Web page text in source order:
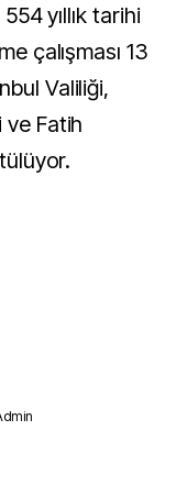
yıllık tarihi
çalışması 13
Valiliği,
Fatih